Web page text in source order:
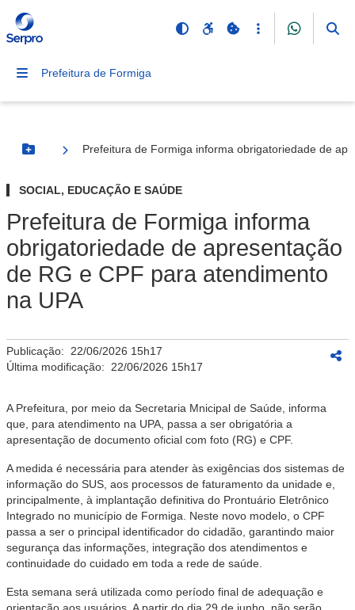
Prefeitura de Formiga
Botão Menu
Prefeitura de Formiga informa obrigatoriedade de
SOCIAL, EDUCAÇÃO E SAÚDE
Prefeitura de Formiga informa
obrigatoriedade de apresentação
de RG e CPF para atendimento
na UPA
Publicação: 22/06/2026 15h17
Última modificação: 22/06/2026 15h17
A Prefeitura, por meio da Secretaria Mnicipal de Saúde, informa
que, para atendimento na UPA, passa a ser obrigatória a
apresentação de documento oficial com foto (RG) e CPF.
A medida é necessária para atender às exigências dos sistemas de
informação do SUS, aos processos de faturamento da unidade e,
principalmente, à implantação definitiva do Prontuário Eletrônico
Integrado no município de Formiga. Neste novo modelo, o CPF
passa a ser o principal identificador do cidadão, garantindo maior
segurança das informações, integração dos atendimentos e
continuidade do cuidado em toda a rede de saúde.
Esta semana será utilizada como período final de adequação e